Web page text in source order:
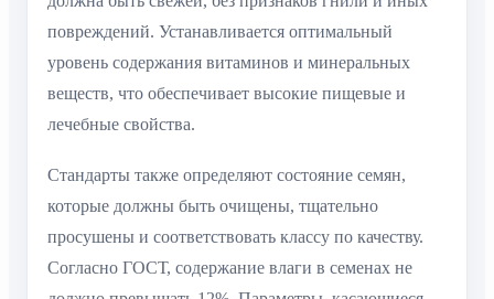
повреждений. Устанавливается оптимальный
уровень содержания витаминов и минеральных
веществ, что обеспечивает высокие пищевые и
лечебные свойства.
Стандарты также определяют состояние семян,
которые должны быть очищены, тщательно
просушены и соответствовать классу по качеству.
Согласно ГОСТ, содержание влаги в семенах не